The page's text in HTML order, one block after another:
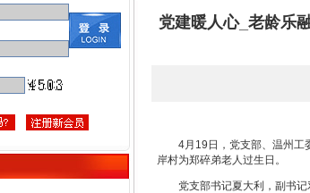
党建暖人心_老龄乐
4月19日，党支部、温州工
岸村为郑碎弟老人过生日。
党支部书记夏大利，副书